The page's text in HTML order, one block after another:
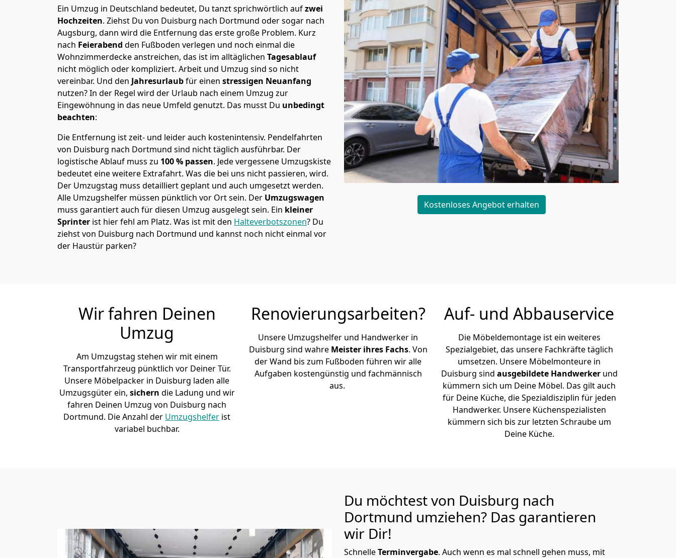
Ein Umzug in Deutschland bedeutet, Du tanzt sprichwörtlich aufzwei
Hochzeiten. Ziehst Du von Duisburg nach Dortmund oder sogar nach
Augsburg, dann wird die Entfernung das erste große Problem. Kurz
nach Feierabend den Fußboden verlegen und noch einmal die
Wohnzimmerdecke anstreichen, das ist im alltäglichen Tagesablauf
nicht möglich oder kompliziert. Arbeit und Umzug sind so nicht
vereinbar. Und den Jahresurlaubfür einen stressigen Neuanfang
nutzen? In der Regel wird der Urlaub nach einem Umzug zur
Eingewöhnung in das neue Umfeld genutzt. Das musst Du unbedingt
beachten:
Die Entfernung ist zeit- und leider auch kostenintensiv. Pendelfahrten
von Duisburg nach Dortmund sind nicht täglich ausführbar. Der
logistische Ablauf muss zu 100 % passen. Jede vergessene Umzugskiste
bedeutet eine weitere Extrafahrt. Was die bei uns nicht passieren, wird.
Der Umzugstag muss detailliert geplant und auch umgesetzt werden.
Alle Umzugshelfer müssen pünktlich vor Ort sein. Der Umzugswagen
muss garantiert auch für diesen Umzug ausgelegt sein. Ein kleiner
Sprinter ist hier fehl am Platz. Was ist mit den Halteverbotszonen? Du
ziehst von Duisburg nach Dortmund und kannst noch nicht einmal vor
der Haustür parken?
Kostenloses Angebot erhalten
Wir fahren Deinen
Umzug
Am Umzugstag stehen wir mit einem
Transportfahrzeug pünktlich vor Deiner Tür.
Unsere Möbelpacker in Duisburg laden alle
Umzugsgüter ein, sichern die Ladung und wir
fahren Deinen Umzug von Duisburg nach
Dortmund. Die Anzahl der Umzugshelfer ist
variabel buchbar.
Renovierungsarbeiten?
Unsere Umzugshelfer und Handwerker in
Duisburg sind wahre Meister ihres Fachs. Von
der Wand bis zum Fußboden führen wir alle
Aufgaben kostengünstig und fachmännisch
aus.
Auf- und Abbauservice
Die Möbeldemontage ist ein weiteres
Spezialgebiet, das unsere Fachkräfte täglich
umsetzen. Unsere Möbelmonteure in
Duisburg sind ausgebildete Handwerker und
kümmern sich um Deine Möbel. Das gilt auch
für Deine Küche, die Spezialdisziplin für jeden
Handwerker. Unsere Küchenspezialisten
kümmern sich bis zur letzten Schraube um
Deine Küche.
Du möchtest von Duisburg nach
Dortmund umziehen? Das garantieren
wir Dir!
SchnelleTerminvergabe. Auch wenn es mal schnell gehen muss, mit